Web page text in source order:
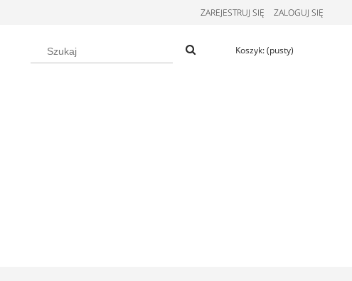
ZAREJESTRUJ SIĘ ZALOGUJ SIĘ
Koszyk:(pusty)